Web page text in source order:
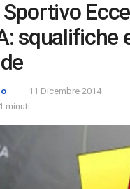
squalifiche
11 Dicembre 2014
minuti